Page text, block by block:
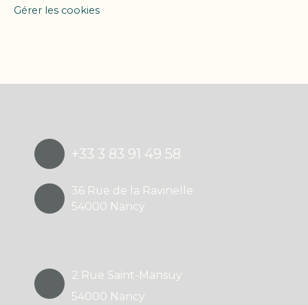
Gérer les cookies
+33 3 83 91 49 58
36 Rue de la Ravinelle
54000 Nancy
2 Rue Saint-Mansuy
54000 Nancy